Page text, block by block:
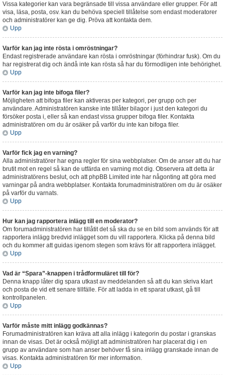
Vissa kategorier kan vara begränsade till vissa användare eller grupper. För att
visa, läsa, posta, osv. kan du behöva speciell tillåtelse som endast moderatorer
och administratörer kan ge dig. Pröva att kontakta dem.
Upp
Varför kan jag inte rösta i omröstningar?
Endast registrerade användare kan rösta i omröstningar (förhindrar fusk). Om du
har registrerat dig och ändå inte kan rösta så har du förmodligen inte behörighet.
Upp
Varför kan jag inte bifoga filer?
Möjligheten att bifoga filer kan aktiveras per kategori, per grupp och per
användare. Administratören kanske inte tillåter bilagor i just den kategori du
försöker posta i, eller så kan endast vissa grupper bifoga filer. Kontakta
administratören om du är osäker på varför du inte kan bifoga filer.
Upp
Varför fick jag en varning?
Alla administratörer har egna regler för sina webbplatser. Om de anser att du har
brutit mot en regel så kan de utfärda en varning mot dig. Observera att detta är
administratörens beslut, och att phpBB Limited inte har någonting att göra med
varningar på andra webbplatser. Kontakta forumadministratören om du är osäker
på varför du varnats.
Upp
Hur kan jag rapportera inlägg till en moderator?
Om forumadministratören har tillåtit det så ska du se en bild som används för att
rapportera inlägg bredvid inlägget som du vill rapportera. Klicka på denna bild
och du kommer att guidas igenom stegen som krävs för att rapportera inlägget.
Upp
Vad är “Spara”-knappen i trådformuläret till för?
Denna knapp låter dig spara utkast av meddelanden så att du kan skriva klart
och posta de vid ett senare tillfälle. För att ladda in ett sparat utkast, gå till
kontrollpanelen.
Upp
Varför måste mitt inlägg godkännas?
Forumadministratören kan kräva att alla inlägg i kategorin du postar i granskas
innan de visas. Det är också möjligt att administratören har placerat dig i en
grupp av användare som han anser behöver få sina inlägg granskade innan de
visas. Kontakta administratören för mer information.
Upp